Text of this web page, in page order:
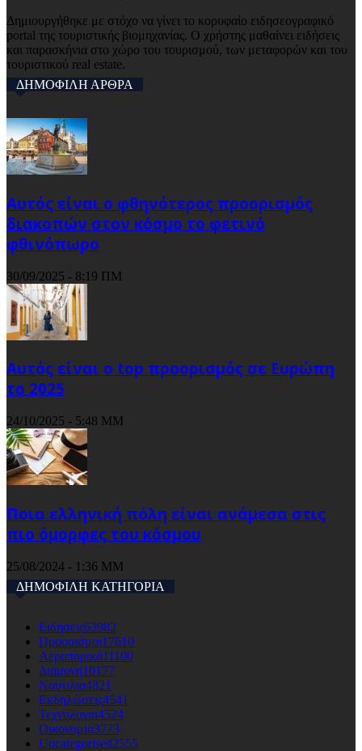
Δημιουργήθηκε με στόχο να γίνει το κορυφαίο ειδησεογραφικό
portal της τουριστικής βιομηχανίας. Ο χρήστης μαθαίνει ειδήσεις
και παρασκήνια στο χώρο του τουρισμού, των μεταφορών και του
τουριστικού real estate.
ΔΗΜΟΦΙΛΗ ΑΡΘΡΑ
Αυτός είναι ο φθηνότερος προορισμός
διακοπών στον κόσμο το φετινό
φθινόπωρο
30/09/2025 - 8:19 ΠΜ
Αυτός είναι ο top προορισμός σε Ευρώπη
το 2025
24/10/2025 - 5:48 ΜΜ
Ποια ελληνική πόλη είναι ανάμεσα στις
πιο όμορφες του κόσμου
25/08/2024 - 1:36 ΜΜ
ΔΗΜΟΦΙΛΗ ΚΑΤΗΓΟΡΙΑ
Ειδησεις63982
Προορισμοι17610
Αεροπορικά11100
Διαμονη10177
Ναυτιλια4821
Εκδηλώσεις4541
Τεχνολογια4524
Οικονομια3773
Uncategorised2555